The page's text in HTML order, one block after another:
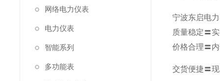
网络电力仪表
电力仪表
智能系列
多功能表
宁波东启电
质量稳定〓
价格合理〓
交货便捷〓